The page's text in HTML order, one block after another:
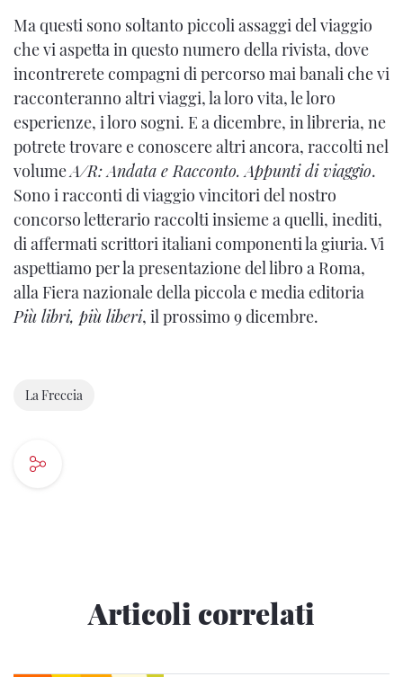
Ma questi sono soltanto piccoli assaggi del viaggio
che vi aspetta in questo numero della rivista, dove
incontrerete compagni di percorso mai banali che vi
racconteranno altri viaggi, la loro vita, le loro
esperienze, i loro sogni. E a dicembre, in libreria, ne
potrete trovare e conoscere altri ancora, raccolti nel
volumeA/R: Andata e Racconto. Appunti di viaggio.
Sono i racconti di viaggio vincitori del nostro
concorso letterario raccolti insieme a quelli, inediti,
di affermati scrittori italiani componenti la giuria. Vi
aspettiamo per la presentazione del libro a Roma,
alla Fiera nazionale della piccola e media editoria
Più libri, più liberi, il prossimo 9 dicembre.
La Freccia
Articoli correlati